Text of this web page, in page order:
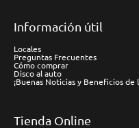
Información útil
Locales
Preguntas Frecuentes
Cómo comprar
Disco al auto
¡Buenas Noticias y Beneficios de
Tienda Online